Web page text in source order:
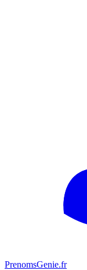
PrenomsGenie.fr